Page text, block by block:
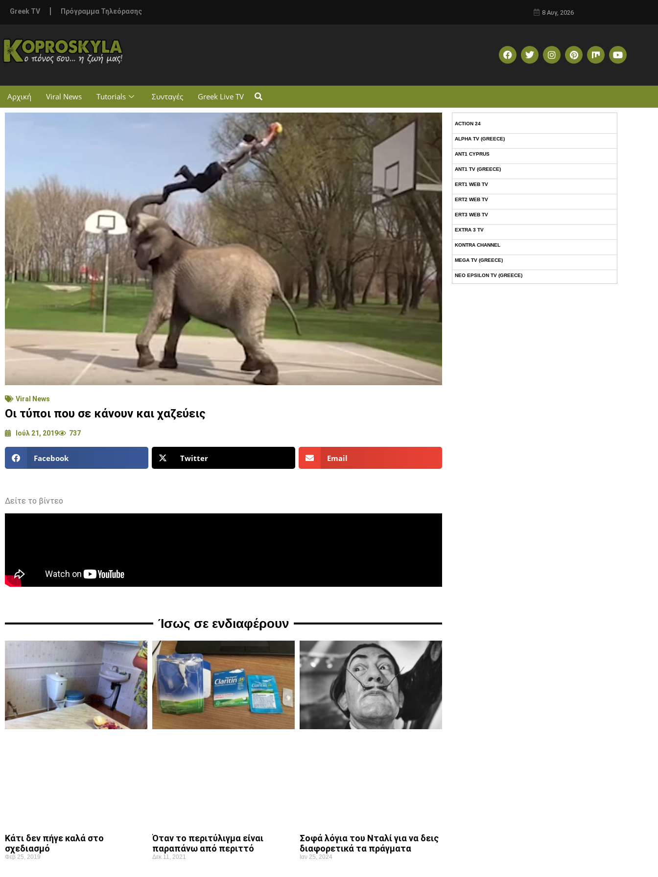
Greek TV Πρόγραμμα Τηλεόρασης 8 Αυγ, 2026
Αρχική Viral News Tutorials Συνταγές Greek Live TV
Viral News
Οι τύποι που σε κάνουν και χαζεύεις
Ιούλ 21, 2019 737
Facebook Twitter Email
Δείτε το βίντεο
Ίσως σε ενδιαφέρουν
Κάτι δεν πήγε καλά στο
σχεδιασμό
Φεβ 25, 2019
Όταν το περιτύλιγμα είναι
παραπάνω από περιττό
Δεκ 11, 2021
Σοφά λόγια του Νταλί για να δεις
διαφορετικά τα πράγματα
Ιαν 25, 2024
ACTION 24
ALPHA TV (GREECE)
ANT1 CYPRUS
ANT1 TV (GREECE)
ERT1 WEB TV
ERT2 WEB TV
ERT3 WEB TV
EXTRA 3 TV
KONTRA CHANNEL
MEGA TV (GREECE)
NEO EPSILON TV (GREECE)